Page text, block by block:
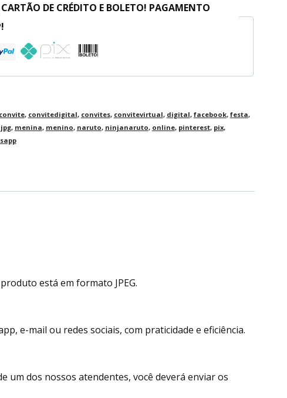
DE CRÉDITO E BOLETO! PAGAMENTO
convite, convitedigital, convites, convitevirtual, digital, facebook, festa,
jpg, menina, menino, naruto, ninjanaruto, online, pinterest, pix,
está em formato JPEG.
e-mail ou redes sociais, com praticidade e eficiência.
um dos nossos atendentes, você deverá enviar os